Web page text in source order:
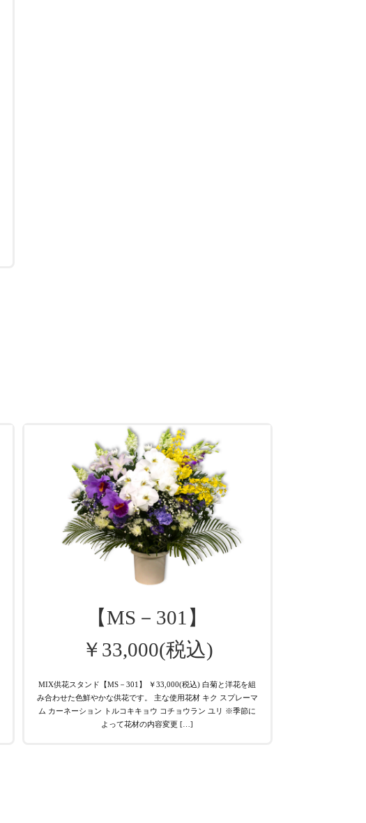
【MS－301】
￥33,000(税込)
MIX供花スタンド【MS－301】 ￥33,000(税込) 白菊と洋花を組
み合わせた色鮮やかな供花です。 主な使用花材 キク スプレーマ
ム カーネーション トルコキキョウ コチョウラン ユリ ※季節に
よって花材の内容変更 […]